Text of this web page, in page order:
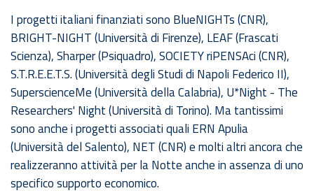
I progetti italiani finanziati sono BlueNIGHTs (CNR),
BRIGHT-NIGHT (Università di Firenze), LEAF (Frascati
Scienza), Sharper (Psiquadro), SOCIETY riPENSAci (CNR),
S.T.R.E.E.T.S. (Università degli Studi di Napoli Federico II),
SuperscienceMe (Università della Calabria), U*Night - The
Researchers' Night (Università di Torino). Ma tantissimi
sono anche i progetti associati quali ERN Apulia
(Università del Salento), NET (CNR) e molti altri ancora che
realizzeranno attività per la Notte anche in assenza di uno
specifico supporto economico.